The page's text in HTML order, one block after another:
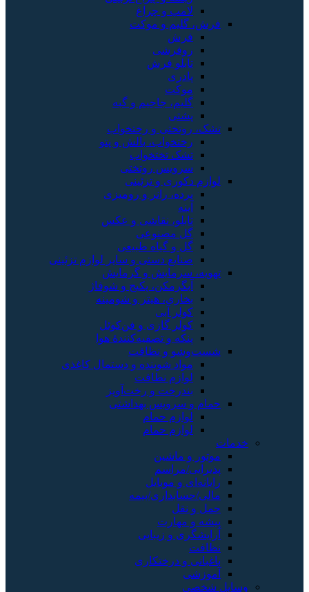
لامپ و چراغ
فرش، گلیم و موکت
فرش
روفرشی
تابلو فرش
پادری
موکت
گلیم، جاجیم و گبه
پشتی
تشک، روتختی و رختخواب
رختخواب، بالش و پتو
تشک تختخواب
سرویس روتختی
لوازم دکوری و تزئینی
پرده، رانر و رومیزی
آینه
تابلو، نقاشی و عکس
گل مصنوعی
گل و گیاه طبیعی
صنایع دستی و سایر لوازم تزئینی
تهویه، سرمایش و گرمایش
آبگرمکن، پکیج و شوفاژ
بخاری، هیتر و شومینه
کولر آبی
کولر گازی و فن‌کوئل
پنکه و تصفیه‌کنندهٔ هوا
شست‌وشو و نظافت
مواد شوینده و دستمال کاغذی
لوازم نظافت
بندرخت و رخت‌آویز
حمام و سرویس بهداشتی
لوازم حمام
لوازم حمام
خدمات
موتور و ماشین
پذیرایی/مراسم
رایانه‌ای و موبایل
مالی/حسابداری/بیمه
حمل و نقل
پیشه و مهارت
آرایشگری و زیبایی
نظافت
باغبانی و درختکاری
آموزشی
وسایل شخصی